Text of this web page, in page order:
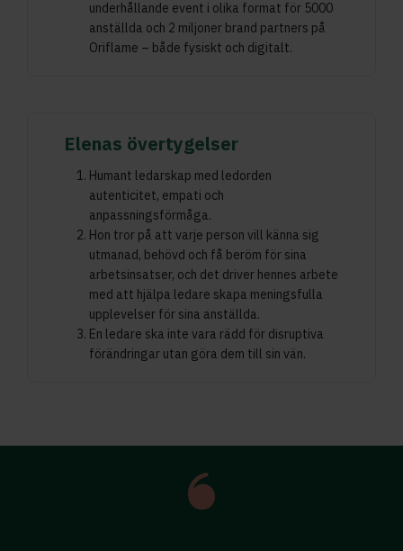
underhållande event i olika format för 5000
anställda och 2 miljoner brand partners på
Oriflame – både fysiskt och digitalt.
Elenas övertygelser
Humant ledarskap med ledorden
autenticitet, empati och
anpassningsförmåga.
Hon tror på att varje person vill känna sig
utmanad, behövd och få beröm för sina
arbetsinsatser, och det driver hennes arbete
med att hjälpa ledare skapa meningsfulla
upplevelser för sina anställda.
En ledare ska inte vara rädd för disruptiva
förändringar utan göra dem till sin vän.